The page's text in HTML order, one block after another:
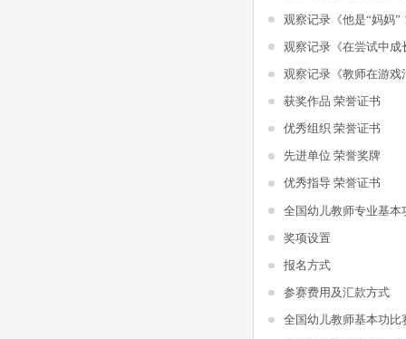
观察记录《他是“妈妈”
观察记录《在尝试中成
获奖作品 荣誉证书
优秀组织 荣誉证书
先进单位 荣誉奖牌
优秀指导 荣誉证书
全国幼儿教师专业基本
奖项设置
报名方式
参赛费用及汇款方式
全国幼儿教师基本功比